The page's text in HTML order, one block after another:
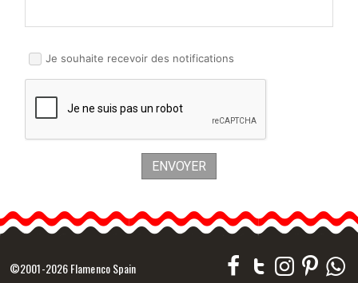
Je souhaite recevoir des notifications
ENVOYER
©2001-2026 Flamenco Spain